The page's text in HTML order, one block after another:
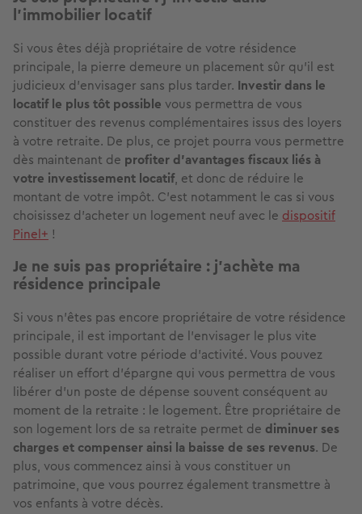
l’immobilier locatif
Si vous êtes déjà propriétaire de votre résidence
principale, la pierre demeure un placement sûr qu’il est
judicieux d’envisager sans plus tarder. Investir dans le
locatif le plus tôt possible vous permettra de vous
constituer des revenus complémentaires issus des loyers
à votre retraite. De plus, ce projet pourra vous permettre
dès maintenant de profiter d’avantages fiscaux liés à
votre investissement locatif, et donc de réduire le
montant de votre impôt. C'est notamment le cas si vous
choisissez d'acheter un logement neuf avec le dispositif
Pinel+ !
Je ne suis pas propriétaire : j’achète ma
résidence principale
Si vous n’êtes pas encore propriétaire de votre résidence
principale, il est important de l’envisager le plus vite
possible durant votre période d’activité. Vous pouvez
réaliser un effort d’épargne qui vous permettra de vous
libérer d’un poste de dépense souvent conséquent au
moment de la retraite : le logement. Être propriétaire de
son logement lors de sa retraite permet de diminuer ses
charges et compenser ainsi la baisse de ses revenus. De
plus, vous commencez ainsi à vous constituer un
patrimoine, que vous pourrez également transmettre à
vos enfants à votre décès.